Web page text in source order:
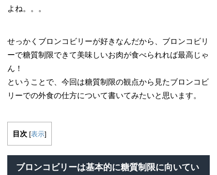
よね。。。
せっかくブロンコビリーが好きなんだから、ブロンコビリ
ーで糖質制限できて美味しいお肉が食べられれば最高じゃ
ん！
ということで、今回は糖質制限の観点から見たブロンコビ
リーでの外食の仕方について書いてみたいと思います。
目次 [表示]
ブロンコビリーは基本的に糖質制限に向いてい